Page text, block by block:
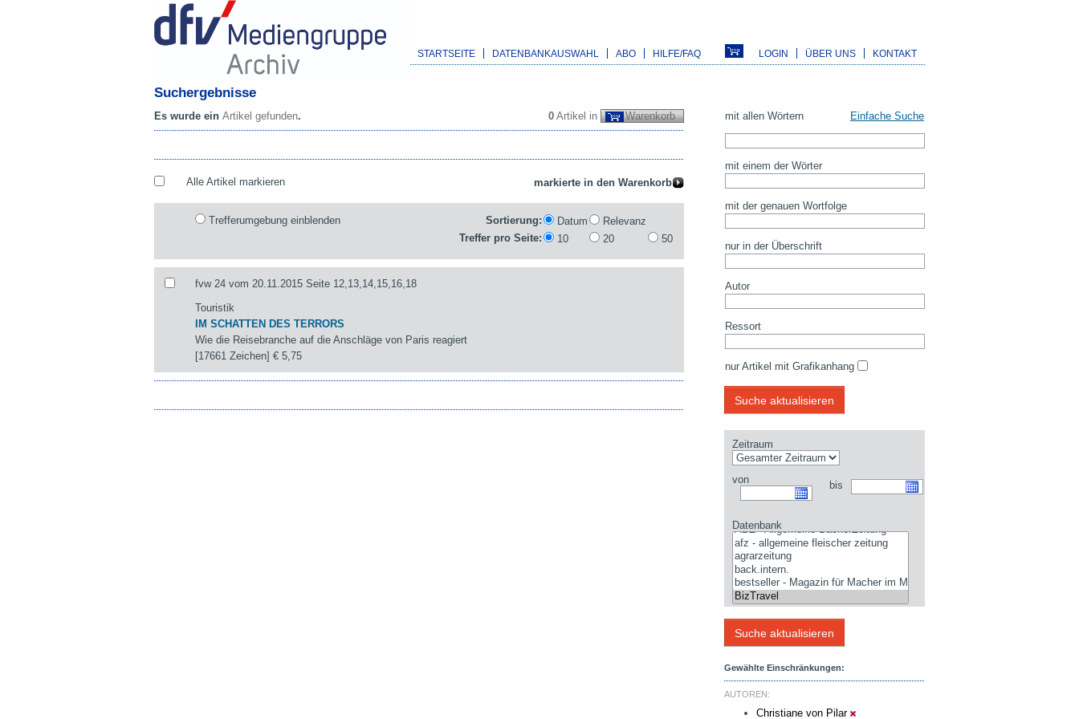
STARTSEITE DATENBANKAUSWAHL ABO HILFE/FAQ LOGIN ÜBER UNS KONTAKT
Suchergebnisse
0 Artikel in Warenkorb
Es wurde ein Artikel gefunden.
Alle Artikel markieren
Trefferumgebung einblenden Sortierung: Datum
Relevanz
Treffer pro Seite:
10 20 50
fvw 24 vom 20.11.2015 Seite 12,13,14,15,16,18
Touristik
IM SCHATTEN DES TERRORS
Wie die Reisebranche auf die Anschläge von Paris reagiert
[17661 Zeichen]€ 5,75
mit allen Wörtern Einfache Suche
mit einem der Wörter
mit der genauen Wortfolge
nur in der Überschrift
Autor
Ressort
nur Artikel mit Grafikanhang
Zeitraum
von bis
Datenbank
Gewählte Einschränkungen:
AUTOREN:
Christiane von Pilar